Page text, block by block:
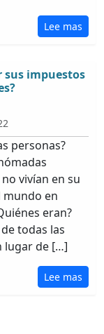
Lee mas
sus impuestos
personas?
vivían en su
mundo en
eran?
todas las
lugar de […]
Lee mas